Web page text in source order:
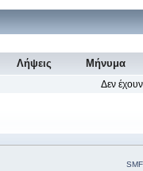
Λήψεις Μήνυμα
Δεν